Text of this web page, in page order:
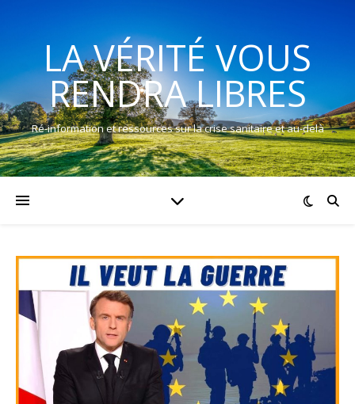
LA VÉRITÉ VOUS
RENDRA LIBRES
Ré-information et ressources sur la crise sanitaire et au-delà